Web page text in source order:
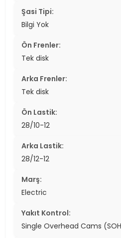
Şasi Tipi:
Bilgi Yok
Ön Frenler:
Tek disk
Arka Frenler:
Tek disk
Ön Lastik:
28/10-12
Arka Lastik:
28/12-12
Marş:
Electric
Yakıt Kontrol:
Single Overhead Cams